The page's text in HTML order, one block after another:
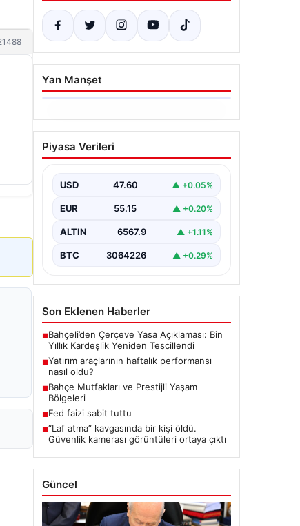
Yan Manşet
05.08.2026
Yatırım araçlarının haftalık
performansı nasıl oldu?
Performans Analizi", "content": "Bir
haftalık zaman diliminde finans
piyasalarında hareketlilik…
Piyasa Verileri
USD 47.60 ▲ +0.05%
EUR 55.15 ▲ +0.20%
ALTIN 6567.9 ▲ +1.11%
BTC 3064226 ▲ +0.29%
Son Eklenen Haberler
■Bahçeli’den Çerçeve Yasa Açıklaması: Bin
Yıllık Kardeşlik Yeniden Tescillendi
■Yatırım araçlarının haftalık performansı
nasıl oldu?
■Bahçe Mutfakları ve Prestijli Yaşam
Bölgeleri
■Fed faizi sabit tuttu
■“Laf atma” kavgasında bir kişi öldü.
Güvenlik kamerası görüntüleri ortaya çıktı
Güncel